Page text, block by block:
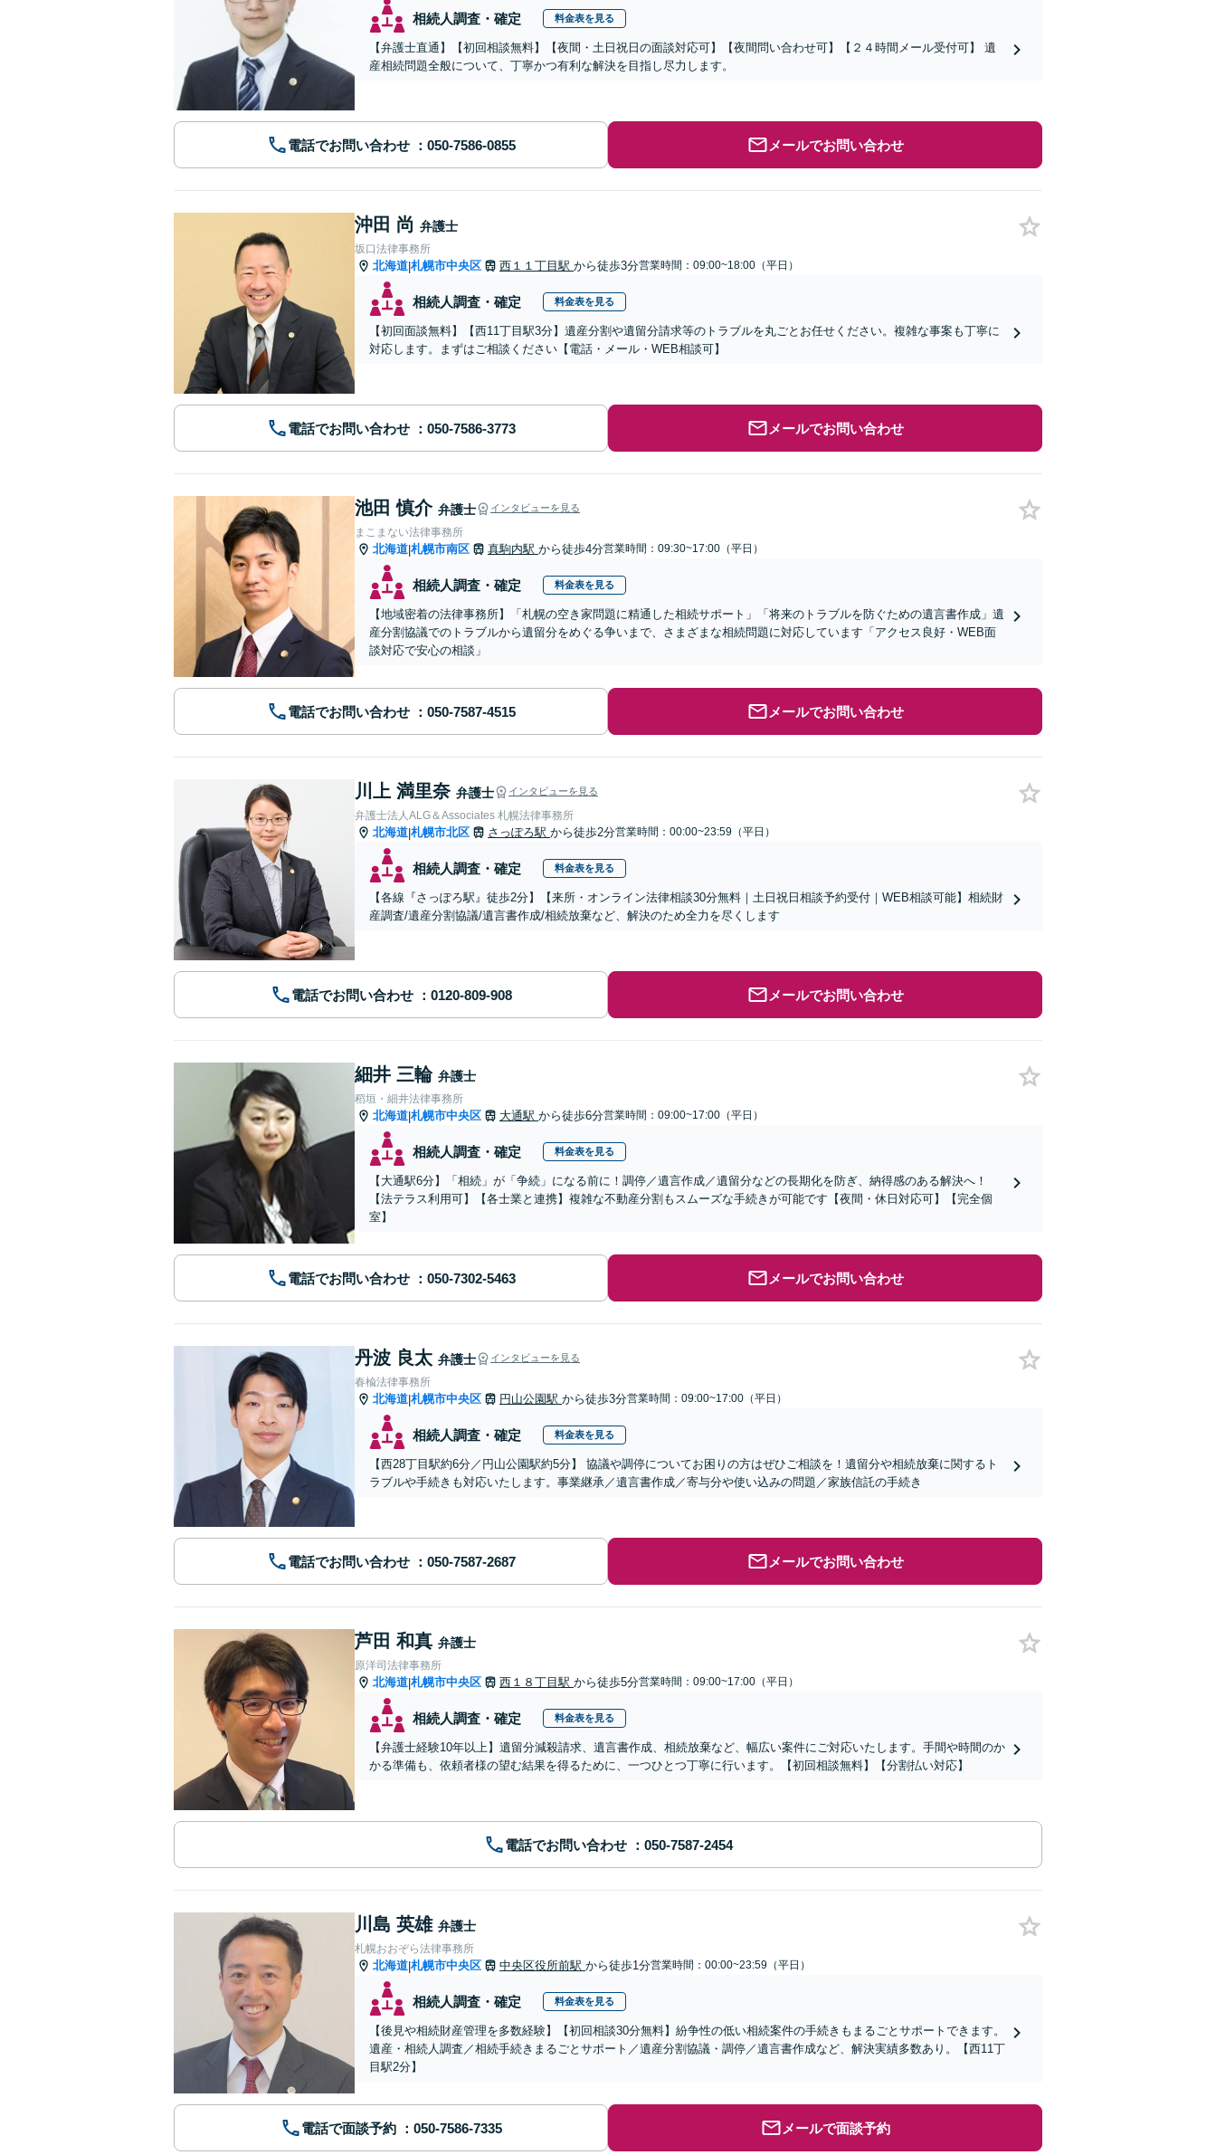
相続人調査・確定 料金表を見る
【弁護士直通】【初回相談無料】【夜間・土日祝日の面談対応可】【夜間問い合わせ可】【２４時間メール受付可】 遺
産相続問題全般について、丁寧かつ有利な解決を目指し尽力します。
電話でお問い合わせ メールでお問い合わせ
沖田 尚 弁護士
坂口法律事務所
北海道|札幌市中央区 西１１丁目駅 から徒歩3分営業時間：09:00~18:00（平日）
相続人調査・確定 料金表を見る
【初回面談無料】【西11丁目駅3分】遺産分割や遺留分請求等のトラブルを丸ごとお任せください。複雑な事案も丁寧に
対応します。まずはご相談ください【電話・メール・WEB相談可】
電話でお問い合わせ メールでお問い合わせ
池田 慎介 弁護士 インタビューを見る
まこまない法律事務所
北海道|札幌市南区 真駒内駅 から徒歩4分営業時間：09:30~17:00（平日）
相続人調査・確定 料金表を見る
【地域密着の法律事務所】「札幌の空き家問題に精通した相続サポート」「将来のトラブルを防ぐための遺言書作成」遺
産分割協議でのトラブルから遺留分をめぐる争いまで、さまざまな相続問題に対応しています「アクセス良好・WEB面
談対応で安心の相談」
電話でお問い合わせ メールでお問い合わせ
川上 満里奈 弁護士 インタビューを見る
弁護士法人ALG＆Associates 札幌法律事務所
北海道|札幌市北区 さっぽろ駅 から徒歩2分営業時間：00:00~23:59（平日）
相続人調査・確定 料金表を見る
【各線『さっぽろ駅』徒歩2分】【来所・オンライン法律相談30分無料｜土日祝日相談予約受付｜WEB相談可能】相続財
産調査/遺産分割協議/遺言書作成/相続放棄など、解決のため全力を尽くします
電話でお問い合わせ メールでお問い合わせ
細井 三輪 弁護士
稻垣・細井法律事務所
北海道|札幌市中央区 大通駅 から徒歩6分営業時間：09:00~17:00（平日）
相続人調査・確定 料金表を見る
【大通駅6分】「相続」が「争続」になる前に！調停／遺言作成／遺留分などの長期化を防ぎ、納得感のある解決へ！
【法テラス利用可】【各士業と連携】複雑な不動産分割もスムーズな手続きが可能です【夜間・休日対応可】【完全個
室】
電話でお問い合わせ メールでお問い合わせ
丹波 良太 弁護士 インタビューを見る
春楡法律事務所
北海道|札幌市中央区 円山公園駅 から徒歩3分営業時間：09:00~17:00（平日）
相続人調査・確定 料金表を見る
【西28丁目駅約6分／円山公園駅約5分】 協議や調停についてお困りの方はぜひご相談を！遺留分や相続放棄に関するト
ラブルや手続きも対応いたします。事業継承／遺言書作成／寄与分や使い込みの問題／家族信託の手続き
電話でお問い合わせ メールでお問い合わせ
芦田 和真 弁護士
原洋司法律事務所
北海道|札幌市中央区 西１８丁目駅 から徒歩5分営業時間：09:00~17:00（平日）
相続人調査・確定 料金表を見る
【弁護士経験10年以上】遺留分減殺請求、遺言書作成、相続放棄など、幅広い案件にご対応いたします。手間や時間のか
かる準備も、依頼者様の望む結果を得るために、一つひとつ丁寧に行います。【初回相談無料】【分割払い対応】
電話でお問い合わせ
川島 英雄 弁護士
札幌おおぞら法律事務所
北海道|札幌市中央区 中央区役所前駅 から徒歩1分営業時間：00:00~23:59（平日）
相続人調査・確定 料金表を見る
【後見や相続財産管理を多数経験】【初回相談30分無料】紛争性の低い相続案件の手続きもまるごとサポートできます。
遺産・相続人調査／相続手続きまるごとサポート／遺産分割協議・調停／遺言書作成など、解決実績多数あり。【西11丁
目駅2分】
電話で面談予約 メールで面談予約